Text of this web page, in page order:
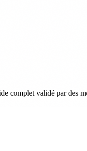
complet validé par des